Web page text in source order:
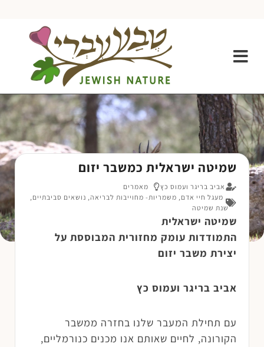
שמיטה ישראלית כמשבר יזום
אביב בריגר ועמוס כץ
מאמרים
מעגל חיי אדם, משמריות- מחוייבות לבריאה, נושאים סביבתיים,
שנת שמיטה
שמיטה ישראלית
התמודדות עומק מחזורית המבוססת על
יצירת משבר יזום
אביב בריגר ועמוס כץ
עם תחילת המעבר שלנו בחזרה ממשבר
הקורונה, לחיים שאותם אנו מכנים כנורמליים,